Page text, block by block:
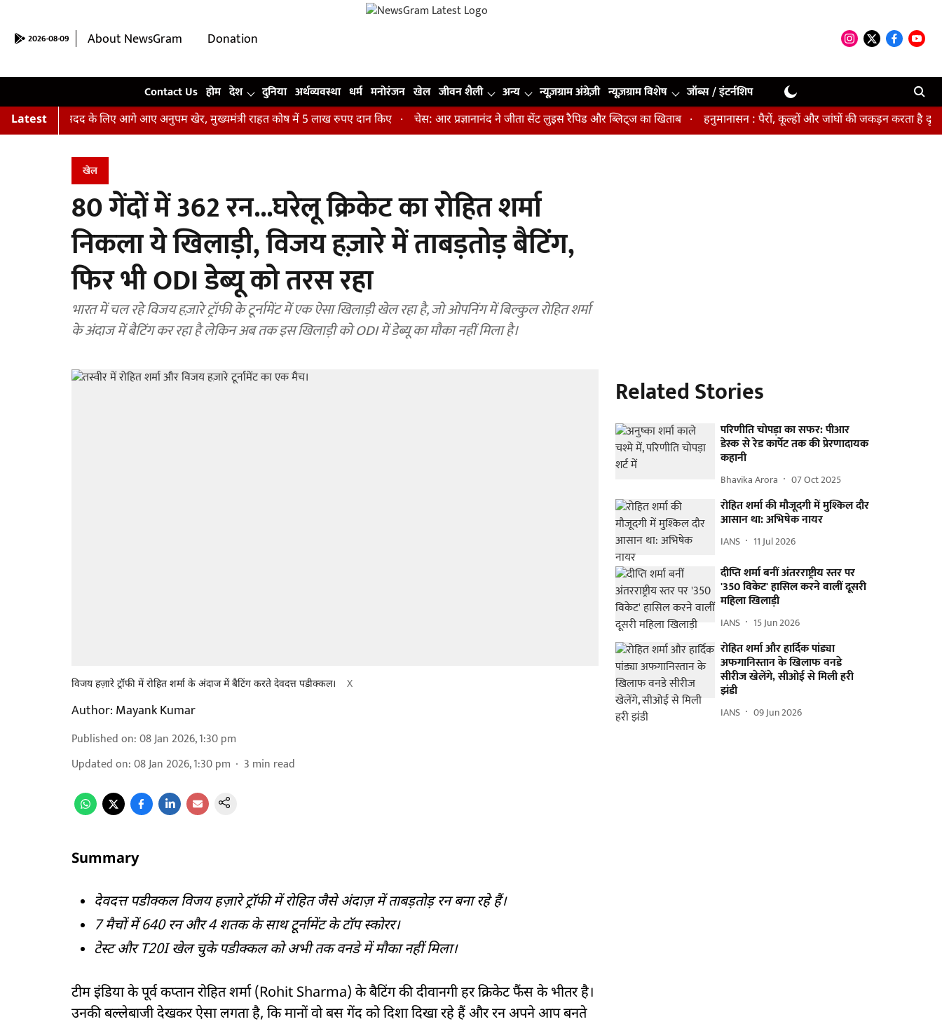
2026-08-09 About NewsGram
Donation
Contact Us होम देश दुनिया अर्थव्यवस्था धर्म मनोरंजन खेल जीवन शैली अन्य न्यूज़ग्राम अंग्रेज़ी न्यूज़ग्राम विशेष जॉब्स / इंटर्नशिप
Latestकी मदद के लिए आगे आए अनुपम खेर, मुख्यमंत्री राहत कोष में 5 लाख रुपए दान किए चेस: आर प्रज्ञानानंद ने जीता सेंट लुइस रैपिड और ब्लिट्ज का खिताब हनुमानासन : पैरों, कूल्हों और जांघों की जकड़न करता है दूर,
खेल
80 गेंदों में 362 रन...घरेलू क्रिकेट का रोहित शर्मा
निकला ये खिलाड़ी, विजय हज़ारे में ताबड़तोड़ बैटिंग,
फिर भी ODI डेब्यू को तरस रहा
भारत में चल रहे विजय हज़ारे ट्रॉफी के टूर्नामेंट में एक ऐसा खिलाड़ी खेल रहा है, जो ओपनिंग में बिल्कुल रोहित शर्मा
के अंदाज में बैटिंग कर रहा है लेकिन अब तक इस खिलाड़ी को ODI में डेब्यू का मौका नहीं मिला है।
विजय हज़ारे ट्रॉफी में रोहित शर्मा के अंदाज में बैटिंग करते देवदत्त पडीक्कल। X
Author: Mayank Kumar
Published on:08 Jan 2026, 1:30 pm
Updated on:08 Jan 2026, 1:30 pm 3 min read
Summary
देवदत्त पडीक्कल विजय हज़ारे ट्रॉफी में रोहित जैसे अंदाज़ में ताबड़तोड़ रन बना रहे हैं।
7 मैचों में 640 रन और 4 शतक के साथ टूर्नामेंट के टॉप स्कोरर।
टेस्ट और T20I खेल चुके पडीक्कल को अभी तक वनडे में मौका नहीं मिला।
टीम इंडिया के पूर्व कप्तान रोहित शर्मा (Rohit Sharma) के बैटिंग की दीवानगी हर क्रिकेट फैंस के भीतर है।
उनकी बल्लेबाजी देखकर ऐसा लगता है, कि मानों वो बस गेंद को दिशा दिखा रहे हैं और रन अपने आप बनते
Related Stories
परिणीति चोपड़ा का सफर: पीआर
डेस्क से रेड कार्पेट तक की प्रेरणादायक
कहानी
Bhavika Arora 07 Oct 2025
रोहित शर्मा की मौजूदगी में मुश्किल दौर
आसान था: अभिषेक नायर
IANS 11 Jul 2026
दीप्ति शर्मा बनीं अंतरराष्ट्रीय स्तर पर
'350 विकेट' हासिल करने वालीं दूसरी
महिला खिलाड़ी
IANS 15 Jun 2026
रोहित शर्मा और हार्दिक पांड्या
अफगानिस्तान के खिलाफ वनडे
सीरीज खेलेंगे, सीओई से मिली हरी
झंडी
IANS 09 Jun 2026